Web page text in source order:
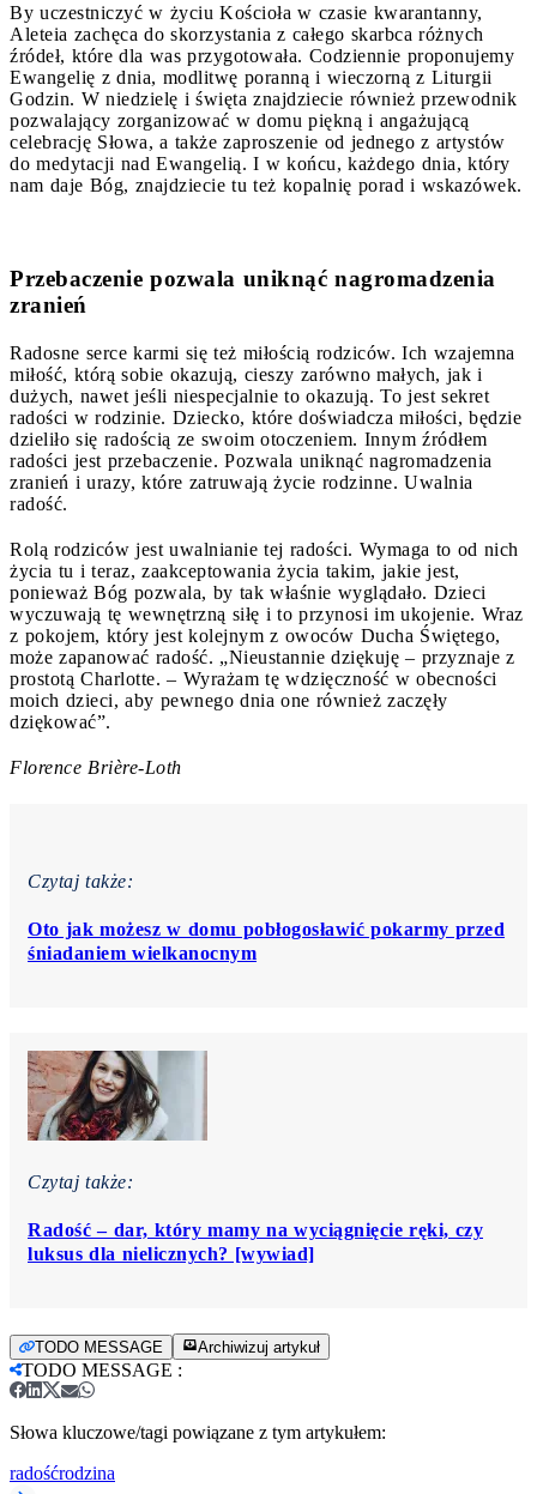
By uczestniczyć w życiu Kościoła w czasie kwarantanny,
Aleteia zachęca do skorzystania z całego skarbca różnych
źródeł, które dla was przygotowała. Codziennie proponujemy
Ewangelię z dnia, modlitwę poranną i wieczorną z Liturgii
Godzin. W niedzielę i święta znajdziecie również przewodnik
pozwalający zorganizować w domu piękną i angażującą
celebrację Słowa, a także zaproszenie od jednego z artystów
do medytacji nad Ewangelią. I w końcu, każdego dnia, który
nam daje Bóg, znajdziecie tu też kopalnię porad i wskazówek.
Przebaczenie pozwala uniknąć nagromadzenia
zranień
Radosne serce karmi się też miłością rodziców. Ich wzajemna
miłość, którą sobie okazują, cieszy zarówno małych, jak i
dużych, nawet jeśli niespecjalnie to okazują. To jest sekret
radości w rodzinie. Dziecko, które doświadcza miłości, będzie
dzieliło się radością ze swoim otoczeniem. Innym źródłem
radości jest przebaczenie. Pozwala uniknąć nagromadzenia
zranień i urazy, które zatruwają życie rodzinne. Uwalnia
radość.
Rolą rodziców jest uwalnianie tej radości. Wymaga to od nich
życia tu i teraz, zaakceptowania życia takim, jakie jest,
ponieważ Bóg pozwala, by tak właśnie wyglądało. Dzieci
wyczuwają tę wewnętrzną siłę i to przynosi im ukojenie. Wraz
z pokojem, który jest kolejnym z owoców Ducha Świętego,
może zapanować radość. „Nieustannie dziękuję – przyznaje z
prostotą Charlotte. – Wyrażam tę wdzięczność w obecności
moich dzieci, aby pewnego dnia one również zaczęły
dziękować”.
Florence Brière-Loth
Czytaj także:
Oto jak możesz w domu pobłogosławić pokarmy przed
śniadaniem wielkanocnym
Czytaj także:
Radość – dar, który mamy na wyciągnięcie ręki, czy
luksus dla nielicznych? [wywiad]
TODO MESSAGE Archiwizuj artykuł
TODO MESSAGE :
Słowa kluczowe/tagi powiązane z tym artykułem:
radośćrodzina